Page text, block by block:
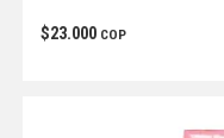
$23.000 COP